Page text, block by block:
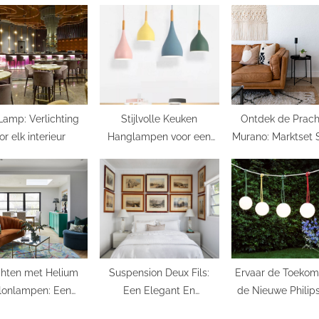
t
Verlichting
elk interieur
Stijlvolle Keuken
Hanglampen voor een
Interieur
Ontdek de
Murano: Marktset
met Helium
Een
Suspension Deux Fils:
Een Elegant En
Ervaar de
de Nieuwe